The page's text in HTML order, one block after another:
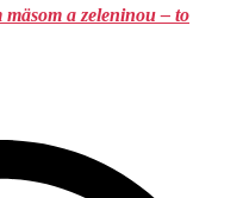
a zeleninou – to